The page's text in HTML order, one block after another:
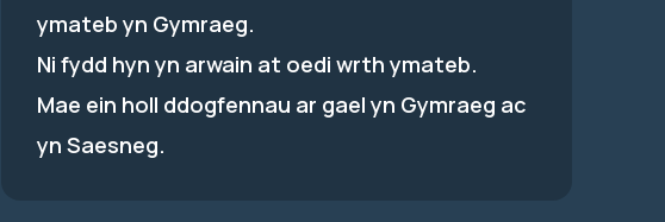
ymateb yn Gymraeg.
Ni fydd hyn yn arwain at oedi wrth ymateb.
Mae ein holl ddogfennau ar gael yn Gymraeg ac
yn Saesneg.